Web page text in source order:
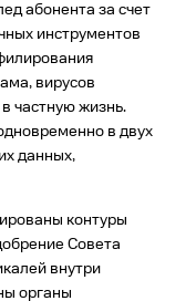
абонента за счет
инструментов
вирусов
частную жизнь.
в двух
данных,
контуры
Совета
внутри
органы